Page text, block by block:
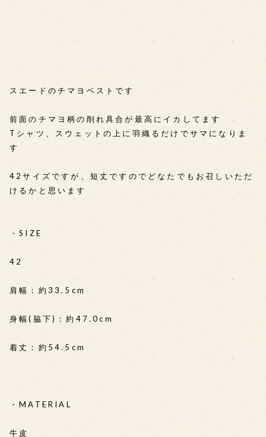
スエードのチマヨベストです
前面のチマヨ柄の削れ具合が最高にイカしてます
Tシャツ、スウェットの上に羽織るだけでサマになりま
す
42サイズですが、短丈ですのでどなたでもお召しいただ
けるかと思います
・SIZE
42
肩幅：約33.5cm
身幅(脇下)：約47.0cm
着丈：約54.5cm
・MATERIAL
牛皮